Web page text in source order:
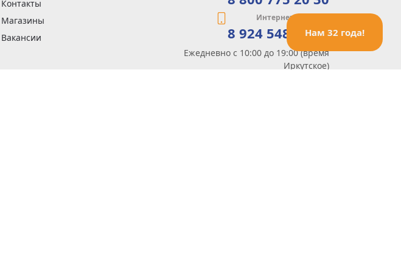
Нам 32 года!
Контакты
Магазины
Вакансии
Интернет-магазин
8 924 548 85 07
Ежедневно с 10:00 до 19:00 (время
Иркутское)